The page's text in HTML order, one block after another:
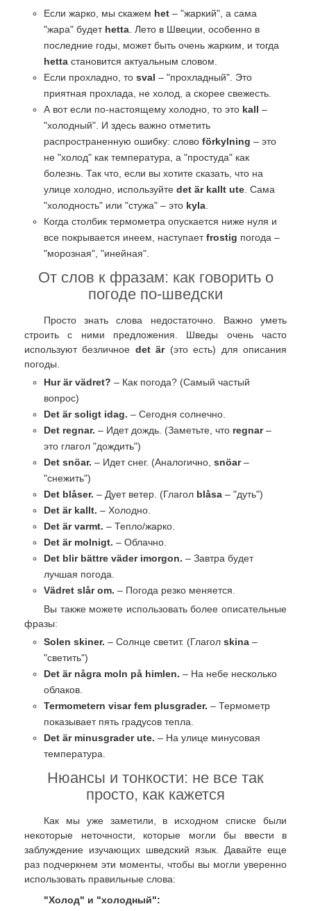
Если жарко, мы скажем het – "жаркий", а сама
"жара" будет hetta . Лето в Швеции, особенно в
последние годы, может быть очень жарким, и тогда
hetta становится актуальным словом.
Если прохладно, то sval – "прохладный". Это
приятная прохлада, не холод, а скорее свежесть.
А вот если по-настоящему холодно, то это kall –
"холодный". И здесь важно отметить
распространенную ошибку: слово förkylning – это
не "холод" как температура, а "простуда" как
болезнь. Так что, если вы хотите сказать, что на
улице холодно, используйте det är kallt ute . Сама
"холодность" или "стужа" – это kyla
Когда столбик термометра опускается ниже нуля и
все покрывается инеем, наступаетfrostig погода –
"морозная", "инейная".
От слов к фразам: как говорить о
погоде по-шведски
Просто знать слова недостаточно. Важно уметь
строить с ними предложения. Шведы очень часто
используют безличное det är(это есть) для описания
погоды.
Hur är vädret? – Как погода? (Самый частый
вопрос)
Det är soligt idag. – Сегодня солнечно.
Det regnar. – Идет дождь. (Заметьте, что regnar–
это глагол "дождить")
Det snöar. – Идет снег. (Аналогично, snöar–
"снежить")
Det blåser. – Дует ветер. (Глагол blåsa – "дуть")
Det är kallt. – Холодно.
Det är varmt. – Тепло/жарко.
Det är molnigt. – Облачно.
Det blir bättre väder imorgon. – Завтра будет
лучшая погода.
Vädret slår om. – Погода резко меняется.
Вы также можете использовать более описательные
фразы:
Solen skiner. – Солнце светит. (Глагол skina –
"светить")
Det är några moln på himlen. – На небе несколько
облаков.
Termometern visar fem plusgrader. – Термометр
показывает пять градусов тепла.
Det är minusgrader ute. – На улице минусовая
температура.
Нюансы и тонкости: не все так
просто, как кажется
Как мы уже заметили, в исходном списке были
некоторые неточности, которые могли бы ввести в
заблуждение изучающих шведский язык. Давайте еще
раз подчеркнем эти моменты, чтобы вы могли уверенно
использовать правильные слова:
"Холод" и "холодный":